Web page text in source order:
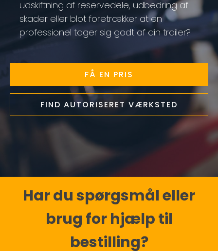
udskiftning af reservedele, udbedring af
skader eller blot foretrækker at en
professionel tager sig godt af din trailer?
FÅ EN PRIS
FIND AUTORISERET VÆRKSTED
Har du spørgsmål eller
brug for hjælp til
bestilling?